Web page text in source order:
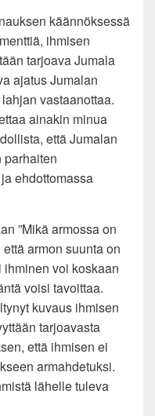
käännöksessä
ihmisen
tarjoava Jumala
ajatus Jumalan
vastaanottaa.
ainakin minua
että Jumalan
parhaiten
ehdottomassa
”Mikä armossa on
armon suunta on
voi koskaan
voisi tavoittaa.
kuvaus ihmisen
tarjoavasta
että ihmisen ei
armahdetuksi.
lähelle tuleva